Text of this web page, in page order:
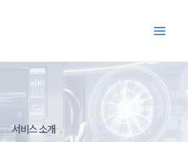
Menu
서비스 소개